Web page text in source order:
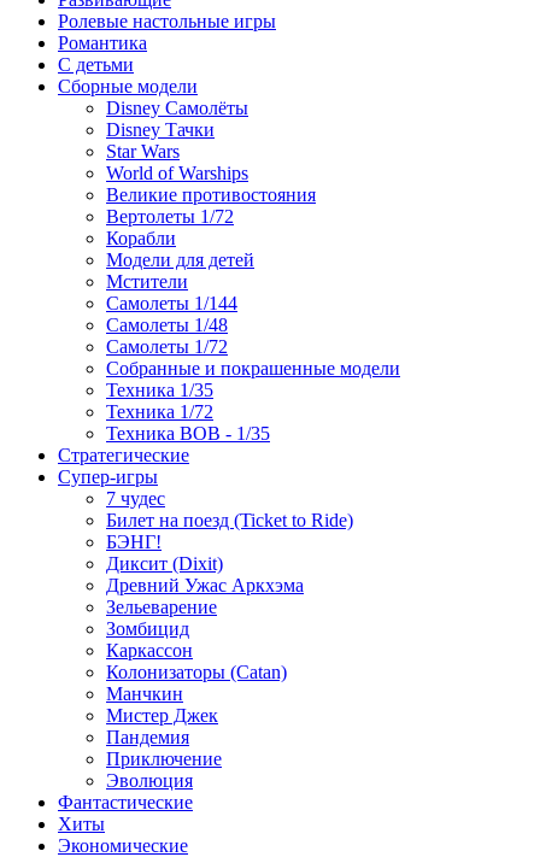
Ролевые настольные игры
Романтика
С детьми
Сборные модели
Disney Самолёты
Disney Тачки
Star Wars
World of Warships
Великие противостояния
Вертолеты 1/72
Корабли
Модели для детей
Мстители
Самолеты 1/144
Самолеты 1/48
Самолеты 1/72
Собранные и покрашенные модели
Техника 1/35
Техника 1/72
Техника ВОВ - 1/35
Стратегические
Супер-игры
7 чудес
Билет на поезд (Ticket to Ride)
БЭНГ!
Диксит (Dixit)
Древний Ужас Аркхэма
Зельеварение
Зомбицид
Каркассон
Колонизаторы (Catan)
Манчкин
Мистер Джек
Пандемия
Приключение
Эволюция
Фантастические
Хиты
Экономические